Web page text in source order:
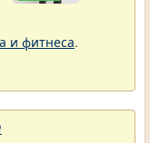
и фитнеса.